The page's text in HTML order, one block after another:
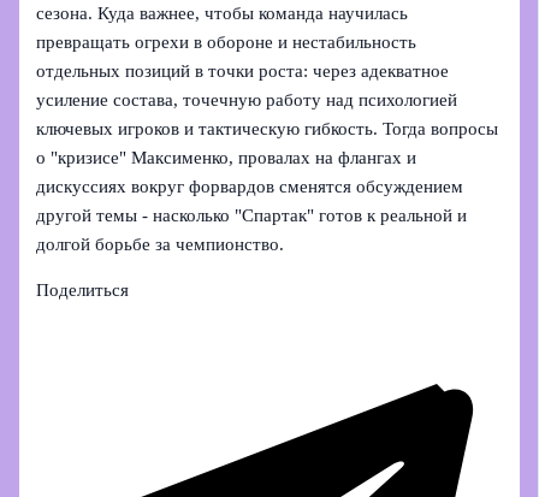
сезона. Куда важнее, чтобы команда научилась
превращать огрехи в обороне и нестабильность
отдельных позиций в точки роста: через адекватное
усиление состава, точечную работу над психологией
ключевых игроков и тактическую гибкость. Тогда вопросы
о "кризисе" Максименко, провалах на флангах и
дискуссиях вокруг форвардов сменятся обсуждением
другой темы - насколько "Спартак" готов к реальной и
долгой борьбе за чемпионство.
Поделиться